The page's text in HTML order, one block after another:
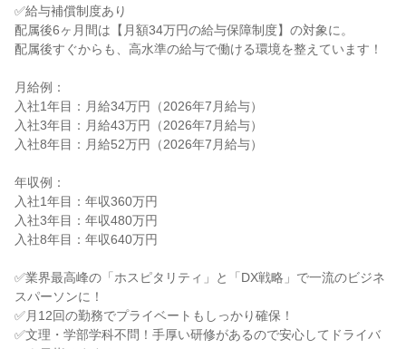
✅給与補償制度あり
配属後6ヶ月間は【月額34万円の給与保障制度】の対象に。
配属後すぐからも、高水準の給与で働ける環境を整えています！
月給例：
入社1年目：月給34万円（2026年7月給与）
入社3年目：月給43万円（2026年7月給与）
入社8年目：月給52万円（2026年7月給与）
年収例：
入社1年目：年収360万円
入社3年目：年収480万円
入社8年目：年収640万円
✅業界最高峰の「ホスピタリティ」と「DX戦略」で一流のビジネ
スパーソンに！
✅月12回の勤務でプライベートもしっかり確保！
✅文理・学部学科不問！手厚い研修があるので安心してドライバ